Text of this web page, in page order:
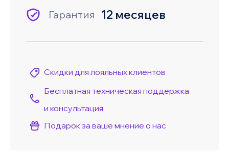
Гарантия 12 месяцев
Скидки для лояльных клиентов
Бесплатная техническая поддержка
и консультация
Подарок за ваше мнение о нас